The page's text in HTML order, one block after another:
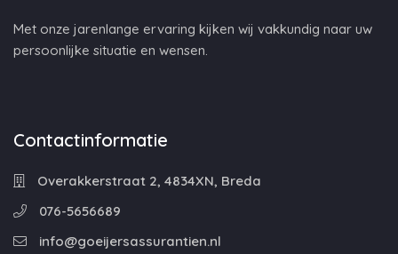
Met onze jarenlange ervaring kijken wij vakkundig naar uw
persoonlijke situatie en wensen.
Contactinformatie
Overakkerstraat 2, 4834XN, Breda
076-5656689
info@goeijersassurantien.nl